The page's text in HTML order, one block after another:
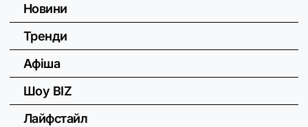
Новини
Тренди
Афіша
Шоу BIZ
Лайфстайл